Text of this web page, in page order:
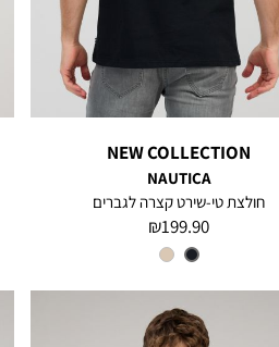
NEW COLLECTION
NAUTICA
חולצת טי-שירט קצרה לגברים
מחיר
מוצר
199.90 ₪
צבע
BLACK